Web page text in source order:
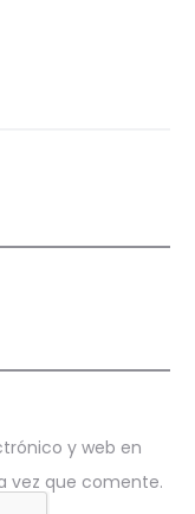
y web en
vez que comente.